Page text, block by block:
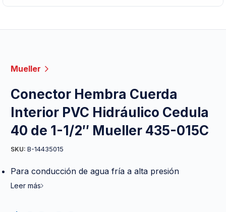
Mueller
Conector Hembra Cuerda
Interior PVC Hidráulico Cedula
40 de 1-1/2″ Mueller 435-015C
SKU: B-14435015
Para conducción de agua fría a alta presión
Leer más